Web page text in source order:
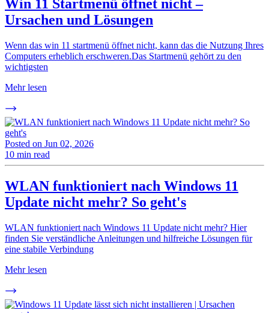
Win 11 Startmenü öffnet nicht –
Ursachen und Lösungen
Wenn das win 11 startmenü öffnet nicht, kann das die Nutzung Ihres
Computers erheblich erschweren.Das Startmenü gehört zu den
wichtigsten
Mehr lesen
Posted on Jun 02, 2026
10 min read
WLAN funktioniert nach Windows 11
Update nicht mehr? So geht's
WLAN funktioniert nach Windows 11 Update nicht mehr? Hier
finden Sie verständliche Anleitungen und hilfreiche Lösungen für
eine stabile Verbindung
Mehr lesen